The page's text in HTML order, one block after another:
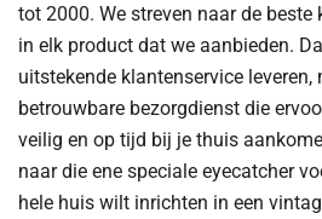
tot 2000. We streven naar de
in elk product dat we aanbieden.
uitstekende klantenservice leveren,
betrouwbare bezorgdienst die
veilig en op tijd bij je thuis
naar die ene speciale eyecatcher
hele huis wilt inrichten in een